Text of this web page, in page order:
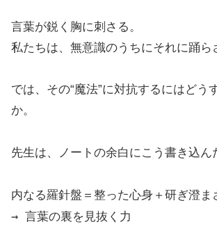
言葉が鋭く胸に刺さる。
私たちは、無意識のうちにそれに踊ら
では、その“魔法”に対抗するにはどう
か。
先生は、ノートの余白にこう書き込ん
内なる羅針盤＝整った心身＋研ぎ澄ま
→ 言葉の裏を見抜く力